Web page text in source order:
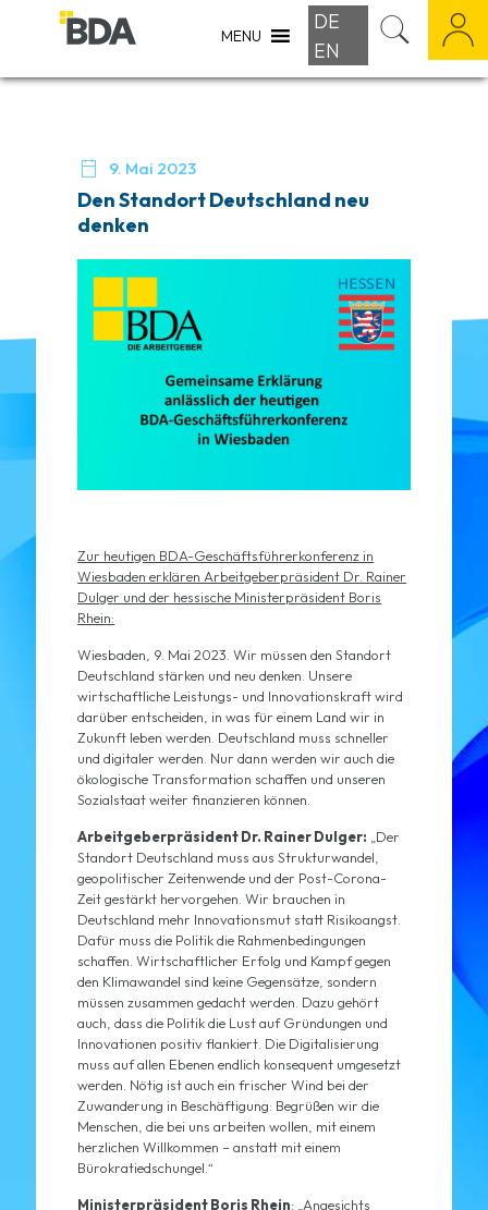
MENU
DE
EN
 9. Mai 2023
Den Standort Deutschland neu
denken
Zur heutigen BDA-Geschäftsführerkonferenz in
Wiesbaden erklären Arbeitgeberpräsident Dr. Rainer
Dulger und der hessische Ministerpräsident Boris
Rhein:
Wiesbaden, 9. Mai 2023. Wir müssen den Standort
Deutschland stärken und neu denken. Unsere
wirtschaftliche Leistungs- und Innovationskraft wird
darüber entscheiden, in was für einem Land wir in
Zukunft leben werden. Deutschland muss schneller
und digitaler werden. Nur dann werden wir auch die
ökologische Transformation schaffen und unseren
Sozialstaat weiter finanzieren können.
Arbeitgeberpräsident Dr. Rainer Dulger: „Der
Standort Deutschland muss aus Strukturwandel,
geopolitischer Zeitenwende und der Post-Corona-
Zeit gestärkt hervorgehen. Wir brauchen in
Deutschland mehr Innovationsmut statt Risikoangst.
Dafür muss die Politik die Rahmenbedingungen
schaffen. Wirtschaftlicher Erfolg und Kampf gegen
den Klimawandel sind keine Gegensätze, sondern
müssen zusammen gedacht werden. Dazu gehört
auch, dass die Politik die Lust auf Gründungen und
Innovationen positiv flankiert. Die Digitalisierung
muss auf allen Ebenen endlich konsequent umgesetzt
werden. Nötig ist auch ein frischer Wind bei der
Zuwanderung in Beschäftigung: Begrüßen wir die
Menschen, die bei uns arbeiten wollen, mit einem
herzlichen Willkommen – anstatt mit einem
Bürokratiedschungel.“
Ministerpräsident Boris Rhein: „Angesichts